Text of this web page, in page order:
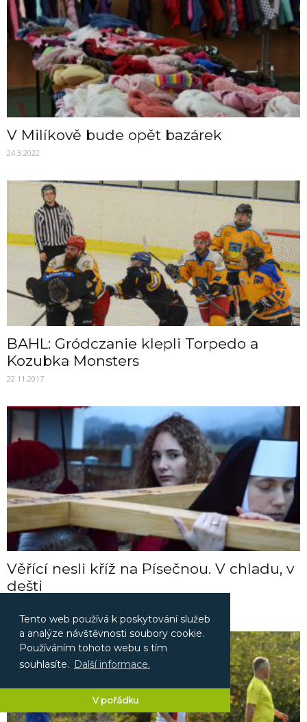
V Milíkově bude opět bazárek
24.3.2022
BAHL: Gródczanie klepli Torpedo a
Kozubka Monsters
22.11.2017
Věřící nesli kříž na Písečnou. V chladu, v
dešti
Tento web používá k poskytování služeb
a analýze návštěvnosti soubory cookie.
Používáním tohoto webu s tím
souhlasíte. Další informace.
V pořádku